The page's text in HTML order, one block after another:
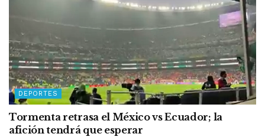
DEPORTES
Tormenta retrasa el México vs Ecuador; la
afición tendrá que esperar